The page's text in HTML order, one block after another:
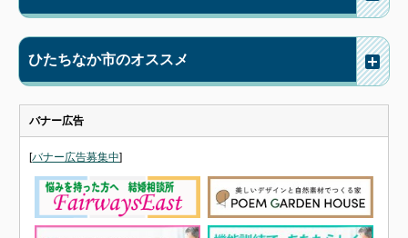
ひたちなか市のオススメ
バナー広告
[バナー広告募集中]